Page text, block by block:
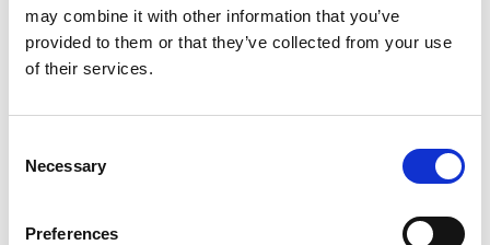
may combine it with other information that you’ve
provided to them or that they’ve collected from your use
of their services.
Selection
Necessary
Preferences
3. Análises Detalhadas
Enquanto ferramentas básicas podem informar
que uma mensagem foi enviada, a Spoki
fornece análises detalhadas sobre taxas de
entrega, taxas de leitura e taxas de cliques.